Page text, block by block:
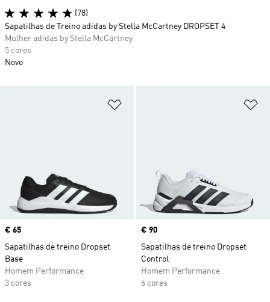
Price
€ 65
Sapatilhas de treino Dropset
Base
Homem Performance
3 cores
Price
€ 90
Sapatilhas de treino Dropset
Control
Homem Performance
6 cores
(78)
Sapatilhas de Treino adidas by Stella McCartney DROPSET 4
Mulher adidas by Stella McCartney
5 cores
Novo